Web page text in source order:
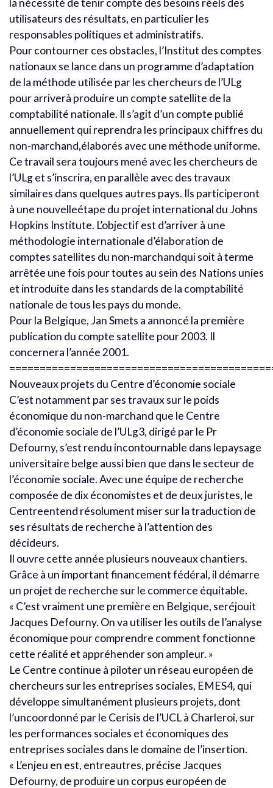
utilisateurs des résultats, en particulier les
responsables politiques et administratifs.
Pour contourner ces obstacles, l’Institut des comptes
nationaux se lance dans un programme d’adaptation
de la méthode utilisée par les chercheurs de l’ULg
pour arriverà produire un compte satellite de la
comptabilité nationale. Il s’agit d’un compte publié
annuellement qui reprendra les principaux chiffres du
non-marchand,élaborés avec une méthode uniforme.
Ce travail sera toujours mené avec les chercheurs de
l’ULg et s’inscrira, en parallèle avec des travaux
similaires dans quelques autres pays. Ils participeront
à une nouvelleétape du projet international du Johns
Hopkins Institute. L’objectif est d’arriver à une
méthodologie internationale d’élaboration de
comptes satellites du non-marchandqui soit à terme
arrêtée une fois pour toutes au sein des Nations unies
et introduite dans les standards de la comptabilité
nationale de tous les pays du monde.
Pour la Belgique, Jan Smets a annoncé la première
publication du compte satellite pour 2003. Il
concernera l’année 2001.
Nouveaux projets du Centre d’économie sociale
C’est notamment par ses travaux sur le poids
économique du non-marchand que le Centre
d’économie sociale de l’ULg3, dirigé par le Pr
Defourny, s’est rendu incontournable dans lepaysage
universitaire belge aussi bien que dans le secteur de
l’économie sociale. Avec une équipe de recherche
composée de dix économistes et de deux juristes, le
Centreentend résolument miser sur la traduction de
ses résultats de recherche à l’attention des
décideurs.
Il ouvre cette année plusieurs nouveaux chantiers.
Grâce à un important financement fédéral, il démarre
un projet de recherche sur le commerce équitable.
« C’est vraiment une première en Belgique, seréjouit
Jacques Defourny. On va utiliser les outils de l’analyse
économique pour comprendre comment fonctionne
cette réalité et appréhender son ampleur. »
Le Centre continue à piloter un réseau européen de
chercheurs sur les entreprises sociales, EMES4, qui
développe simultanément plusieurs projets, dont
l’uncoordonné par le Cerisis de l’UCL à Charleroi, sur
les performances sociales et économiques des
entreprises sociales dans le domaine de l’insertion.
« L’enjeu en est, entreautres, précise Jacques
Defourny, de produire un corpus européen de